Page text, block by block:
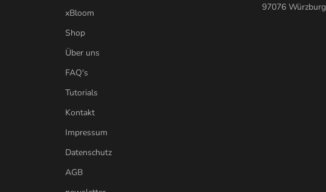
xBloom
Shop
Über uns
FAQ's
Tutorials
Kontakt
Impressum
Datenschutz
AGB
97076 Würzburg